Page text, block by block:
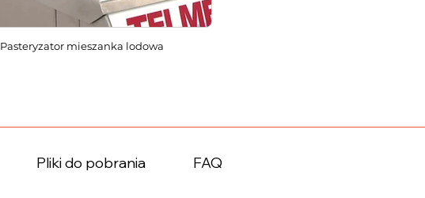
Pasteryzator mieszanka lodowa
Pliki do pobrania FAQ